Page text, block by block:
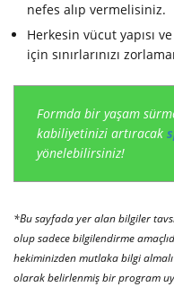
nefes alıp vermelisiniz.
Herkesin vücut yapısı
için sınırlarınızı
Formda bir yaşam
kabiliyetinizi artıracak
yönelebilirsiniz!
*Bu sayfada yer alan bilgiler
olup sadece bilgilendirme
hekiminizden mutlaka bilgi
olarak belirlenmiş bir program